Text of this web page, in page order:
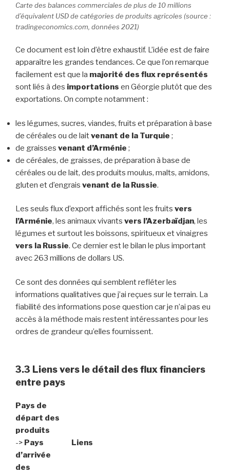
Carte des balances commerciales de plus de 10 millions
d’équivalent USD de catégories de produits agricoles (source :
tradingeconomics.com, données 2021)
Ce document est loin d’être exhaustif. L’idée est de faire
apparaître les grandes tendances. Ce que l’on remarque
facilement est que la majorité des flux représentés
sont liés à des importations en Géorgie plutôt que des
exportations. On compte notamment :
les légumes, sucres, viandes, fruits et préparation à base
de céréales ou de laitvenant de la Turquie ;
de graisses venant d’Arménie ;
de céréales, de graisses, de préparation à base de
céréales ou de lait, des produits moulus, malts, amidons,
gluten et d’engrais venant de la Russie.
Les seuls flux d’export affichés sont les fruits vers
l’Arménie, les animaux vivants vers l’Azerbaïdjan, les
légumes et surtout les boissons, spiritueux et vinaigres
vers la Russie. Ce dernier est le bilan le plus important
avec 263 millions de dollars US.
Ce sont des données qui semblent refléter les
informations qualitatives que j’ai reçues sur le terrain. La
fiabilité des informations pose question car je n’ai pas eu
accès à la méthode mais restent intéressantes pour les
ordres de grandeur qu’elles fournissent.
3.3 Liens vers le détail des flux financiers
entre pays
Pays de
départ des
produits
-> Pays
d’arrivée
des
Liens